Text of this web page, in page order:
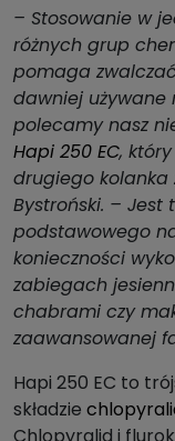
– Stosowanie w
różnych grup
pomaga
dawniej używane
polecamy nasz
Hapi 250 EC,
drugiego kolanka
Bystroński. –
podstawowego
konieczności
zabiegach
chabrami czy
zaawansowanej
Hapi 250 EC to
składzie
Chlopyralid i